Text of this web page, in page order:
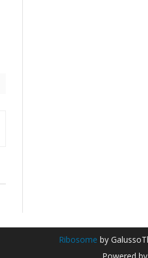
Ribosome by